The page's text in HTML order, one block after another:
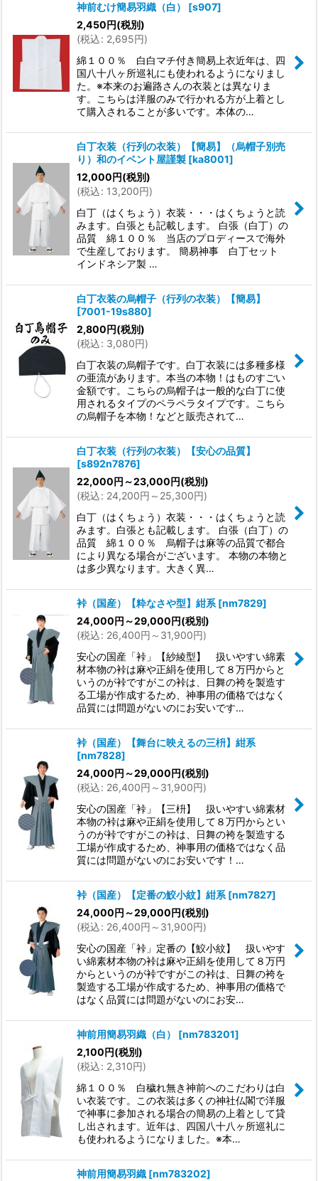
神前むけ簡易羽織（白） [s907]
2,450円(税別)
(税込: 2,695円)
綿１００％ 白白マチ付き簡易上衣近年は、四
国八十八ヶ所巡礼にも使われるようになりまし
た。※本来のお遍路さんの衣装とは異なりま
す。こちらは洋服のみで行かれる方が上着とし
て購入されることが多いです。本体の…
白丁衣装（行列の衣装）【簡易】（烏帽子別売
り）和のイベント屋謹製 [ka8001]
12,000円(税別)
(税込: 13,200円)
白丁（はくちょう）衣装・・・はくちょうと読
みます。白張とも記載します。 白張（白丁）の
品質 綿１００％ 当店のプロディースで海外
で生産しております。 簡易神事 白丁セット
インドネシア製 …
白丁衣装の烏帽子（行列の衣装）【簡易】
[7001-19s880]
2,800円(税別)
(税込: 3,080円)
白丁衣装の烏帽子です。白丁衣装には多種多様
の亜流があります。本当の本物！はものすごい
金額です。こちらの烏帽子は一般的な白丁に使
用されるタイプのペラペラタイプです。こちら
の烏帽子を本物！などと販売されて…
白丁衣装（行列の衣装）【安心の品質】
[s892n7876]
22,000円 ～23,000円(税別)
(税込: 24,200円 ～25,300円)
白丁（はくちょう）衣装・・・はくちょうと読
みます。白張とも記載します。 白張（白丁）の
品質 綿１００％ 烏帽子は麻等の品質で都合
により異なる場合がございます。 本物の本物と
は多少異なります。大きく異…
裃（国産）【粋なさや型】紺系 [nm7829]
24,000円 ～29,000円(税別)
(税込: 26,400円 ～31,900円)
安心の国産「裃」【紗綾型】 扱いやすい綿素
材本物の裃は麻や正絹を使用して８万円からと
いうのが裃ですがこの裃は、日舞の袴を製造す
る工場が作成するため、神事用の価格ではなく
品質には問題がないのにお安いです…
裃（国産）【舞台に映えるの三枡】紺系
[nm7828]
24,000円 ～29,000円(税別)
(税込: 26,400円 ～31,900円)
安心の国産「裃」【三枡】 扱いやすい綿素材
本物の裃は麻や正絹を使用して８万円からとい
うのが裃ですがこの裃は、日舞の袴を製造する
工場が作成するため、神事用の価格ではなく品
質には問題がないのにお安いです！…
裃（国産）【定番の鮫小紋】紺系 [nm7827]
24,000円 ～29,000円(税別)
(税込: 26,400円 ～31,900円)
安心の国産「裃」定番の【鮫小紋】 扱いやす
い綿素材本物の裃は麻や正絹を使用して８万円
からというのが裃ですがこの裃は、日舞の袴を
製造する工場が作成するため、神事用の価格で
はなく品質には問題がないのにお安…
神前用簡易羽織（白） [nm783201]
2,100円(税別)
(税込: 2,310円)
綿１００％ 白穢れ無き神前へのこだわりは白
い衣装です。この衣装は多くの神社仏閣で洋服
で神事に参加される場合の簡易の上着として貸
し出されます。近年は、四国八十八ヶ所巡礼に
も使われるようになりました。※本…
神前用簡易羽織 [nm783202]